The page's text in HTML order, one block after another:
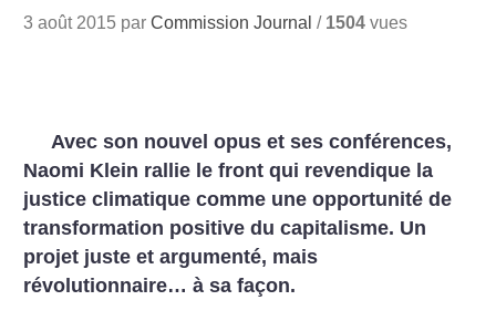
3 août 2015 parCommission Journal / 1504 vues
Avec son nouvel opus et ses conférences,
Naomi Klein rallie le front qui revendique la
justice climatique comme une opportunité de
transformation positive du capitalisme. Un
projet juste et argumenté, mais
révolutionnaire… à sa façon.